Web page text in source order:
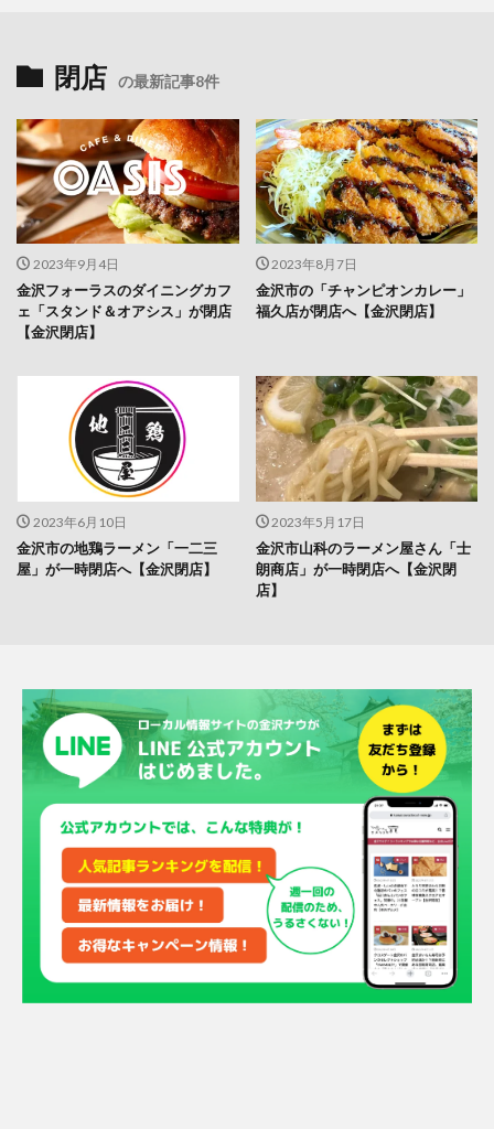
閉店 の最新記事8件
2023年9月4日
金沢フォーラスのダイニングカフ
ェ「スタンド＆オアシス」が閉店
【金沢閉店】
2023年8月7日
金沢市の「チャンピオンカレー」
福久店が閉店へ【金沢閉店】
2023年6月10日
金沢市の地鶏ラーメン「一二三
屋」が一時閉店へ【金沢閉店】
2023年5月17日
金沢市山科のラーメン屋さん「士
朗商店」が一時閉店へ【金沢閉
店】